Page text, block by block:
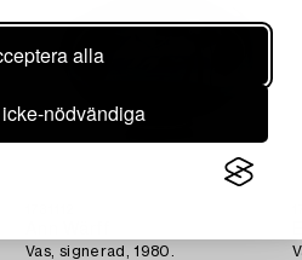
alla
nödvändiga
Vas, signerad, 1980.